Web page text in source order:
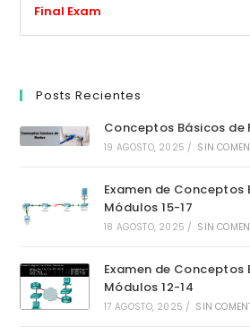
Final Exam
Posts Recientes
Conceptos Básicos de
19 AGOSTO, 2025 / SIN
Examen de Conceptos
Módulos 15-17
18 AGOSTO, 2025 / SIN
Examen de Conceptos
Módulos 12-14
17 AGOSTO, 2025 / SIN